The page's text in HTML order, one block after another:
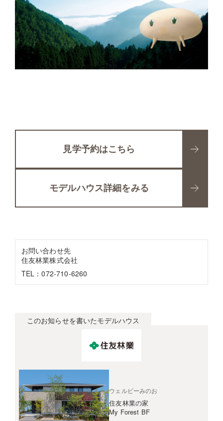
見学予約はこちら
モデルハウス詳細をみる
お問い合わせ先
住友林業株式会社
TEL：072-710-6260
このお知らせを書いたモデルハウス
ウェルビーみのお
住友林業の家
My Forest BF